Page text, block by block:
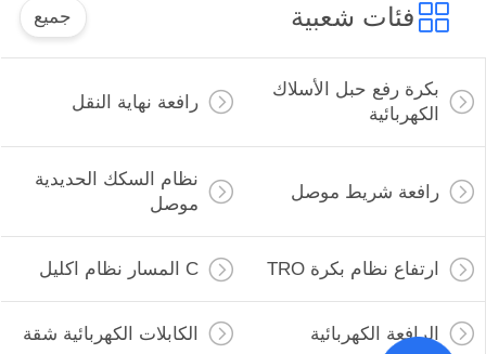
فئات شعبية جميع
بكرة رفع حبل الأسلاك
الكهربائية
رافعة نهاية النقل
رافعة شريط موصل
نظام السكك الحديدية
موصل
ارتفاع نظام بكرة TRO C المسار نظام اكليل
الرافعة الكهربائية الكابلات الكهربائية شقة